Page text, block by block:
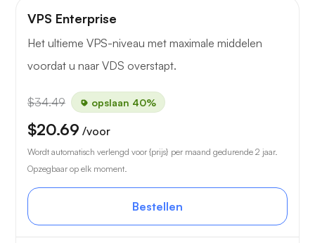
VPS Enterprise
Het ultieme VPS-niveau met maximale middelen
voordat u naar VDS overstapt.
$34.49 opslaan 40%
$20.69 /voor
Wordt automatisch verlengd voor {prijs} per maand gedurende 2 jaar.
Opzegbaar op elk moment.
Bestellen